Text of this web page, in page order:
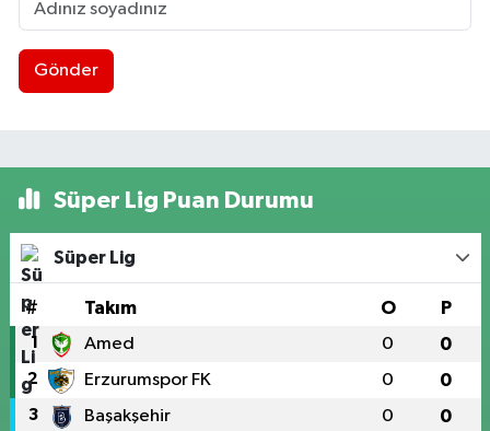
Gönder
Süper Lig Puan Durumu
Süper Lig
# Takım O P
1 Amed 0 0
2 Erzurumspor FK 0 0
3 Başakşehir 0 0